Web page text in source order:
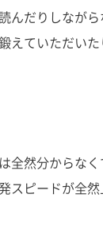
だりしながら
えていただい
全然分からな
スピードが全